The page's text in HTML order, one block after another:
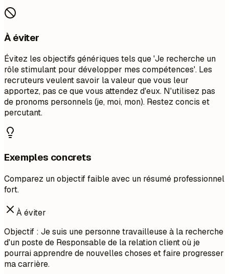
À éviter
Évitez les objectifs génériques tels que 'Je recherche un
rôle stimulant pour développer mes compétences'. Les
recruteurs veulent savoir la valeur que vous leur
apportez, pas ce que vous attendez d'eux. N'utilisez pas
de pronoms personnels (je, moi, mon). Restez concis et
percutant.
Exemples concrets
Comparez un objectif faible avec un résumé professionnel
fort.
À éviter
Objectif : Je suis une personne travailleuse à la recherche
d'un poste de Responsable de la relation client où je
pourrai apprendre de nouvelles choses et faire progresser
ma carrière.